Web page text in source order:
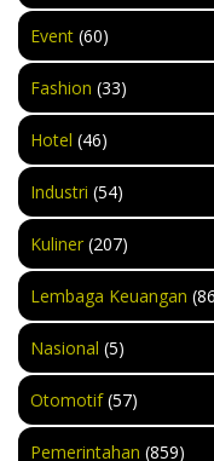
Event (60)
Fashion (33)
Hotel (46)
Industri (54)
Kuliner (207)
Lembaga Keuangan
Nasional (5)
Otomotif(57)
Pemerintahan (859)